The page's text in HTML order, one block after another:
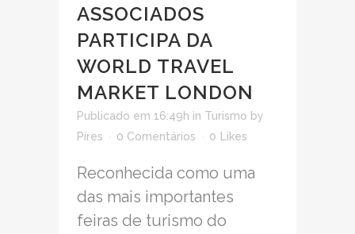
ASSOCIADOS
PARTICIPA DA
WORLD TRAVEL
MARKET LONDON
Publicado em 16:49h in Turismo by
Pires
0 Comentários 0 Likes
Reconhecida como uma
das mais importantes
feiras de turismo do